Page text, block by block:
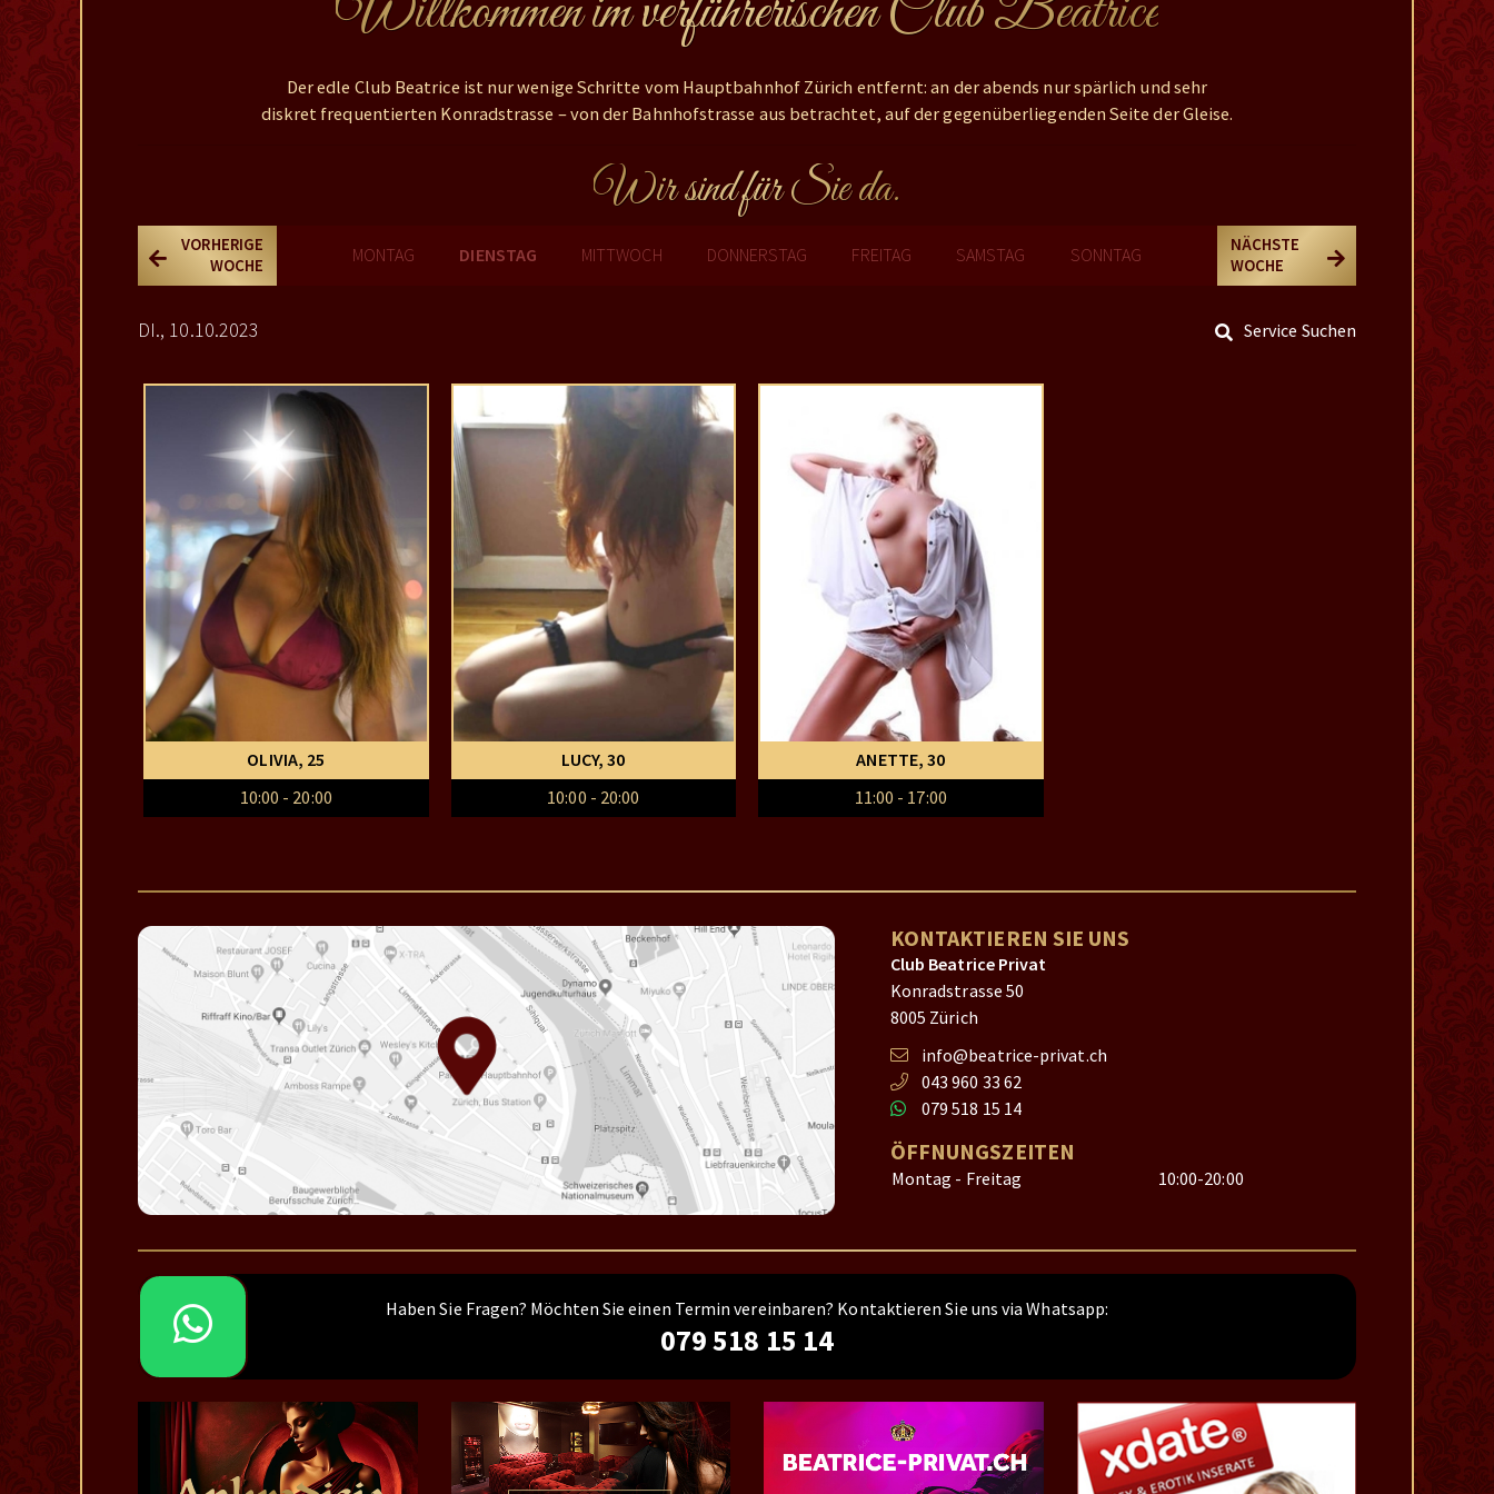
Der edle Club Beatrice ist nur wenige Schritte vom Hauptbahnhof Zürich entfernt: an der abends nur spärlich und sehr
diskret frequentierten Konradstrasse – von der Bahnhofstrasse aus betrachtet, auf der gegenüberliegenden Seite der Gleise.
Wir sind für Sie da.
MONTAG DIENSTAG MITTWOCH DONNERSTAG FREITAG SAMSTAG SONNTAG
VORHERIGE
WOCHE
NÄCHSTE
WOCHE
DI., 10.10.2023 Service Suchen
OLIVIA, 25
10:00 - 20:00
LUCY, 30
10:00 - 20:00
ANETTE, 30
11:00 - 17:00
KONTAKTIEREN SIE UNS
Club Beatrice Privat
Konradstrasse 50
8005 Zürich
info@beatrice-privat.ch
043 960 33 62
079 518 15 14
ÖFFNUNGSZEITEN
Montag - Freitag 10:00-20:00
Haben Sie Fragen? Möchten Sie einen Termin vereinbaren? Kontaktieren Sie uns via Whatsapp:
079 518 15 14